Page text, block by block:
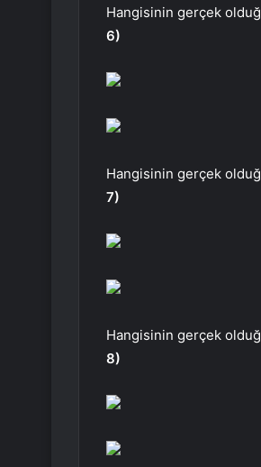
Hangisinin gerçek
6)
Hangisinin gerçek
7)
Hangisinin gerçek
8)